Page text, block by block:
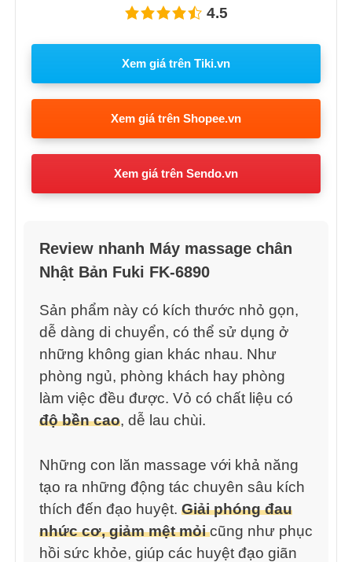
4.5
Xem giá trên Tiki.vn
Xem giá trên Shopee.vn
Xem giá trên Sendo.vn
Review nhanh Máy massage chân
Nhật Bản Fuki FK-6890
Sản phẩm này có kích thước nhỏ gọn,
dễ dàng di chuyển, có thể sử dụng ở
những không gian khác nhau. Như
phòng ngủ, phòng khách hay phòng
làm việc đều được. Vỏ có chất liệu có
độ bền cao, dễ lau chùi.
Những con lăn massage với khả năng
tạo ra những động tác chuyên sâu kích
thích đến đạo huyệt. Giải phóng đau
nhức cơ, giảm mệt mỏicũng như phục
hồi sức khỏe, giúp các huyệt đạo giãn